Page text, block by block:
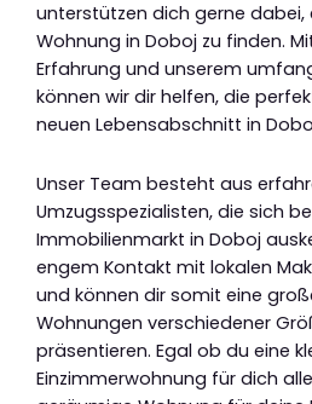
unterstützen dich gerne dabei,
Wohnung in Doboj zu finden.
Erfahrung und unserem
können wir dir helfen, die
neuen Lebensabschnitt in
Unser Team besteht aus
Umzugsspezialisten, die sich
Immobilienmarkt in Doboj
engem Kontakt mit lokalen
und können dir somit eine
Wohnungen verschiedener
präsentieren. Egal ob du eine
Einzimmerwohnung für dich